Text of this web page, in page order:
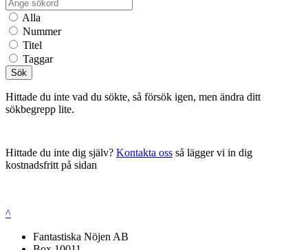
Alla
Nummer
Titel
Taggar
Sök
Hittade du inte vad du sökte, så försök igen, men ändra ditt
sökbegrepp lite.
Hittade du inte dig själv? Kontakta oss så lägger vi in dig
kostnadsfritt på sidan
^
Fantastiska Nöjen AB